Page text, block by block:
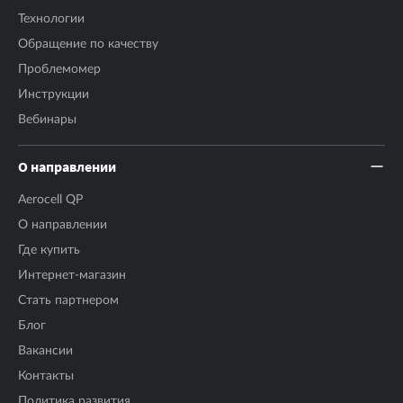
Технологии
Обращение по качеству
Проблемомер
Инструкции
Вебинары
О направлении
Aerocell QP
О направлении
Где купить
Интернет-магазин
Стать партнером
Блог
Вакансии
Контакты